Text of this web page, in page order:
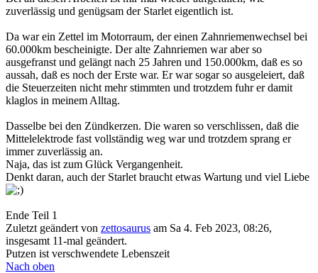
zuverlässig und genügsam der Starlet eigentlich ist.
Da war ein Zettel im Motorraum, der einen Zahnriemenwechsel bei
60.000km bescheinigte. Der alte Zahnriemen war aber so
ausgefranst und gelängt nach 25 Jahren und 150.000km, daß es so
aussah, daß es noch der Erste war. Er war sogar so ausgeleiert, daß
die Steuerzeiten nicht mehr stimmten und trotzdem fuhr er damit
klaglos in meinem Alltag.
Dasselbe bei den Zündkerzen. Die waren so verschlissen, daß die
Mittelelektrode fast vollständig weg war und trotzdem sprang er
immer zuverlässig an.
Naja, das ist zum Glück Vergangenheit.
Denkt daran, auch der Starlet braucht etwas Wartung und viel Liebe
Ende Teil 1
Zuletzt geändert von zettosaurus am Sa 4. Feb 2023, 08:26,
insgesamt 11-mal geändert.
Putzen ist verschwendete Lebenszeit
Nach oben